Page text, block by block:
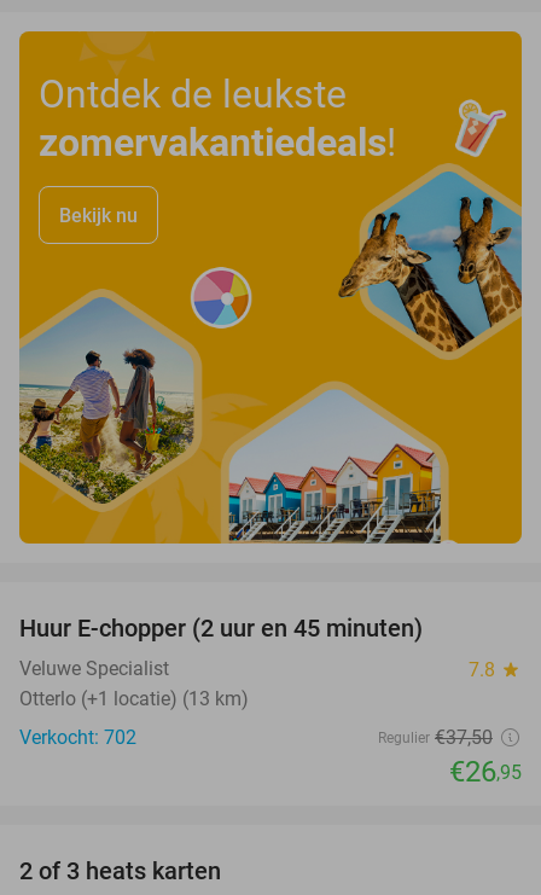
Ontdek de leukste
zomervakantiedeals!
Bekijk nu
Huur E-chopper (2 uur en 45 minuten)
Veluwe Specialist 7.8 star
Otterlo (+1 locatie) (13 km)
Verkocht: 702
Regulier €37,50
€26,95
2 of 3 heats karten